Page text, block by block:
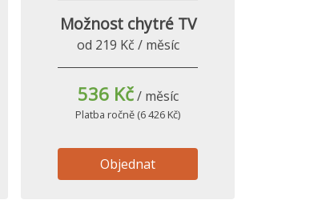
Možnost chytré TV
od 219 Kč / měsíc
536 Kč/ měsíc
Platba ročně (6 426 Kč)
Objednat